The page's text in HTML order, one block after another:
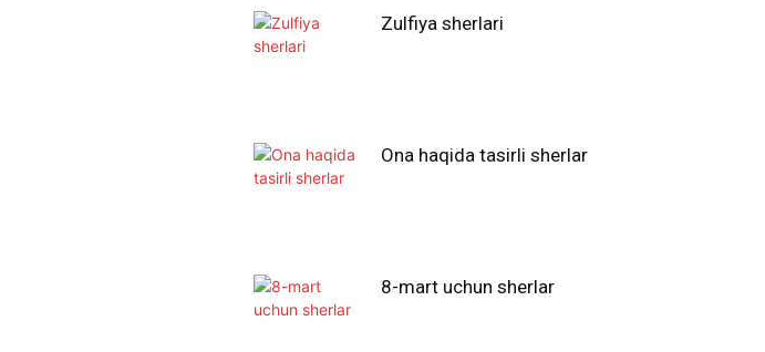
Zulfiya sherlari
Ona haqida tasirli sherlar
8-mart uchun sherlar